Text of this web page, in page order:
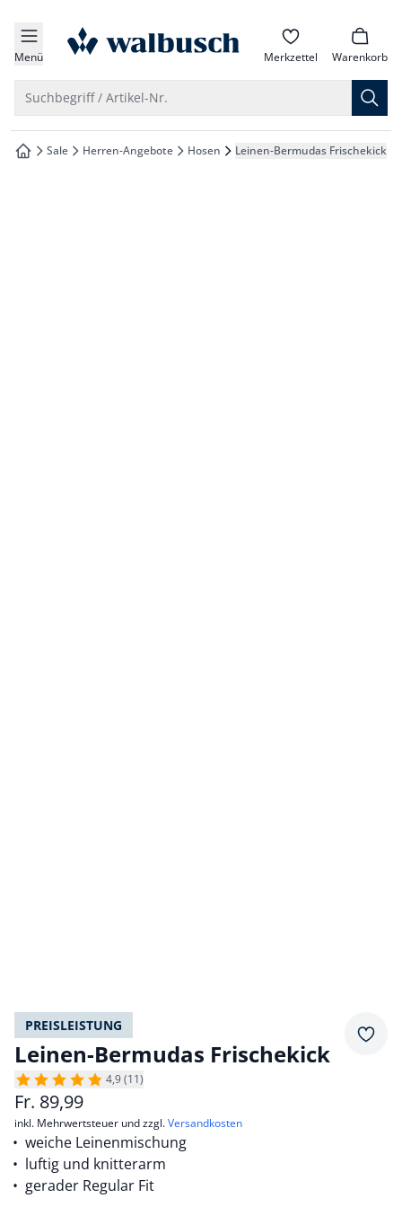
springen
springen
springen
springen
Menü zur Startseite Merkzettel Warenkorb
Suchbegriff / Artikel-Nr.
zur Startseite
Sale Herren-Angebote Hosen Leinen-Bermudas Frischekick
PREISLEISTUNG
Leinen-Bermudas Frischekick
4,9 (11)
Fr. 89,99
inkl. Mehrwertsteuer und zzgl.Versandkosten
weiche Leinenmischung
luftig und knitterarm
gerader Regular Fit